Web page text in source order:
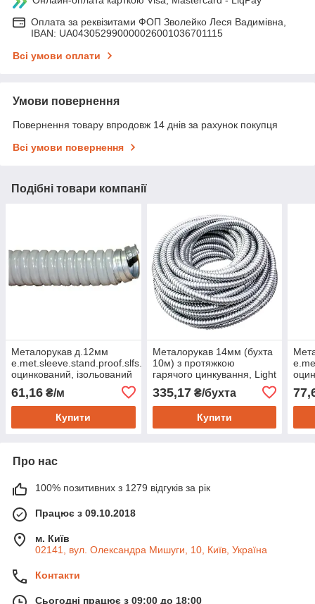
Оплата за реквізитами ФОП Зволейко Леся Вадимівна,
IBAN: UA043052990000026001036701115
Всі умови оплати
Умови повернення
Повернення товару впродовж 14 днів за рахунок покупця
Всі умови повернення
Подібні товари компанії
Металорукав д.12мм
e.met.sleeve.stand.proof.slfs.12
оцинкований, ізольований
61,16 ₴/м
Купити
Металорукав 14мм (бухта
10м) з протяжкою
гарячого цинкування, Light
335,17₴/бухта
Купити
Про нас
100% позитивних з 1279 відгуків за рік
Працює з 09.10.2018
м. Київ
02141, вул. Олександра Мишуги, 10, Київ, Україна
Контакти
Сьогодні працює з 09:00 до 18:00